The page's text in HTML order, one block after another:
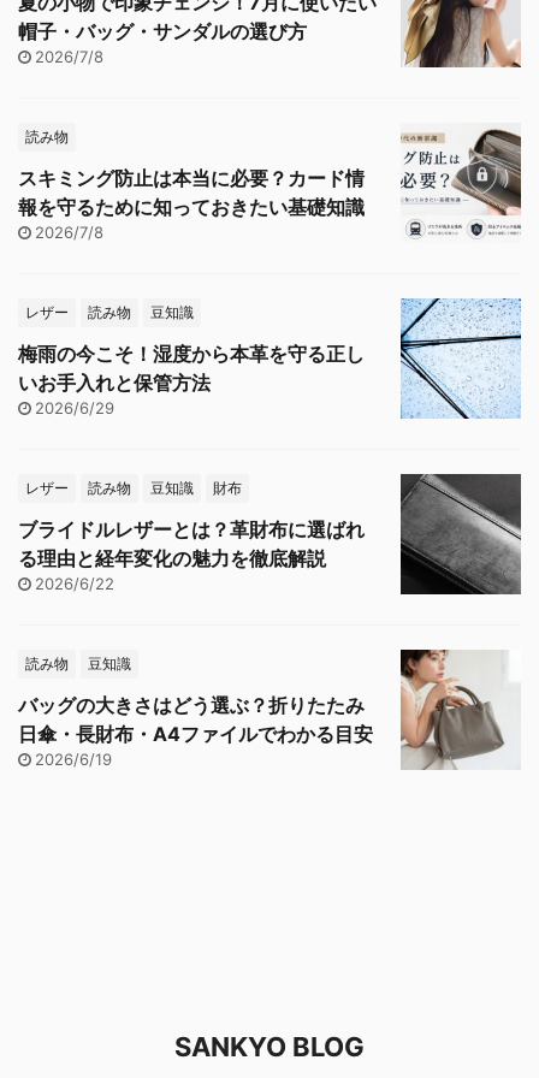
帽子・バッグ・サンダルの選び方
2026/7/8
読み物
スキミング防止は本当に必要？カード情
報を守るために知っておきたい基礎知識
2026/7/8
レザー 読み物 豆知識
梅雨の今こそ！湿度から本革を守る正し
いお手入れと保管方法
2026/6/29
レザー 読み物 豆知識 財布
ブライドルレザーとは？革財布に選ばれ
る理由と経年変化の魅力を徹底解説
2026/6/22
読み物 豆知識
バッグの大きさはどう選ぶ？折りたたみ
日傘・長財布・A4ファイルでわかる目安
2026/6/19
SANKYO BLOG